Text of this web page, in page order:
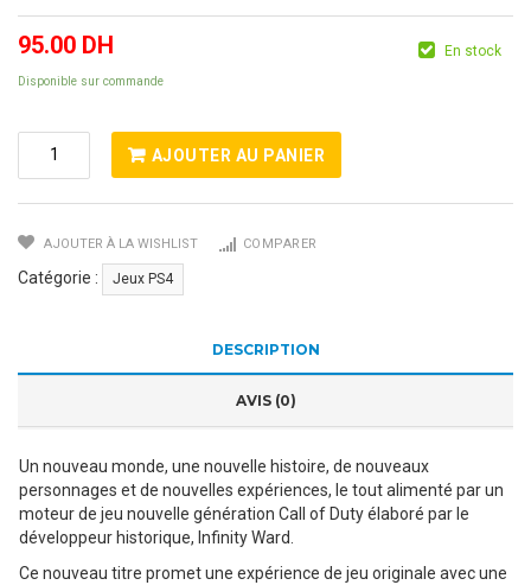
95.00 DH En stock
Disponible sur commande
Quantité
De
CALL
DUTY
GHOSTS
AJOUTER AU PANIER
AJOUTER À LA WISHLIST COMPARER
Catégorie : Jeux PS4
DESCRIPTION
AVIS (0)
Un nouveau monde, une nouvelle histoire, de nouveaux
personnages et de nouvelles expériences, le tout alimenté par un
moteur de jeu nouvelle génération Call of Duty élaboré par le
développeur historique, Infinity Ward.
Ce nouveau titre promet une expérience de jeu originale avec une